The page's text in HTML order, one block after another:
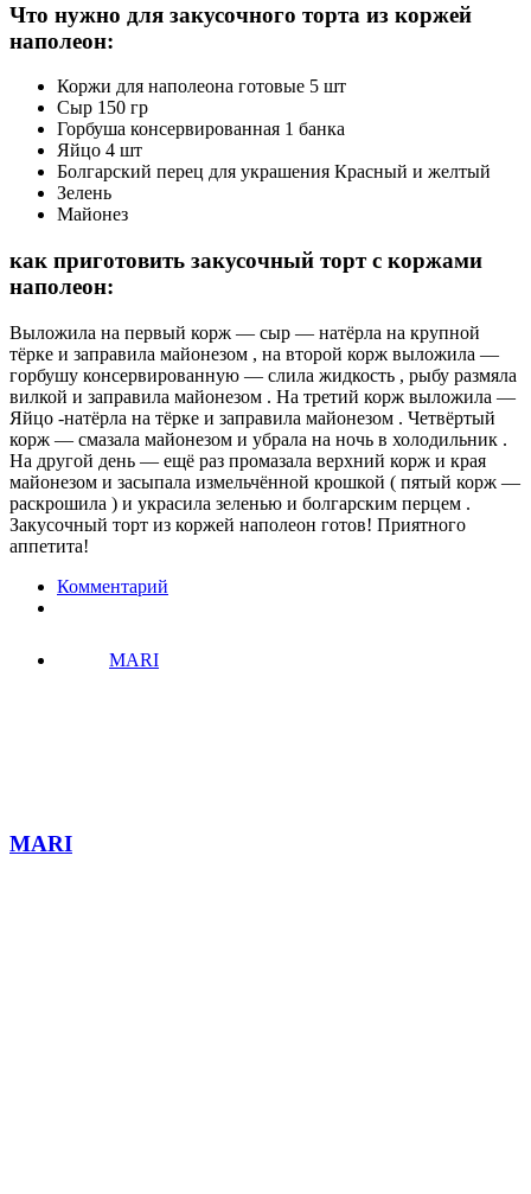
Что нужно для закусочного торта из коржей
наполеон:
Коржи для наполеона готовые 5 шт
Сыр 150 гр
Горбуша консервированная 1 банка
Яйцо 4 шт
Болгарский перец для украшения Красный и желтый
Зелень
Майонез
как приготовить закусочный торт с коржами
наполеон:
Выложила на первый корж — сыр — натёрла на крупной
тёрке и заправила майонезом , на второй корж выложила —
горбушу консервированную — слила жидкость , рыбу размяла
вилкой и заправила майонезом . На третий корж выложила —
Яйцо -натёрла на тёрке и заправила майонезом . Четвёртый
корж — смазала майонезом и убрала на ночь в холодильник .
На другой день — ещё раз промазала верхний корж и края
майонезом и засыпала измельчённой крошкой ( пятый корж —
раскрошила ) и украсила зеленью и болгарским перцем .
Закусочный торт из коржей наполеон готов! Приятного
аппетита!
Комментарий
MARI
MARI